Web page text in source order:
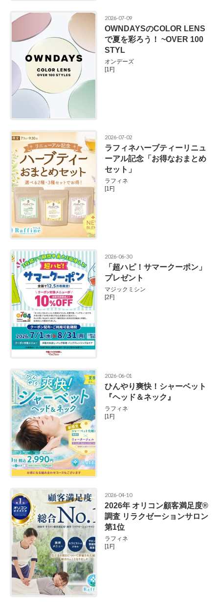
2026-07-09
OWNDAYSのCOLOR LENS
で夏を彩ろう！ ~OVER 100
STYL
オンデーズ
[1F]
2026-07-02
ラフィネハーブティーリニュ
ーアル記念「お得なおまとめ
セット」
ラフィネ
[1F]
2026-06-30
「超ハピ！サマークーポン」
プレゼント
マジックミシン
[2F]
2026-06-01
ひんやり爽快！シャーベット
『ヘッド＆ネック』
ラフィネ
[1F]
2026-04-10
2026年 オリコン顧客満足度®
調査 リラクゼーションサロン
第1位
ラフィネ
[1F]